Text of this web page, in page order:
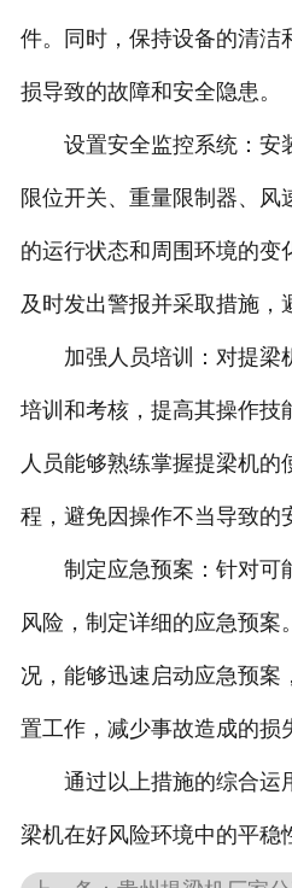
件。同时，保持设备的清洁
损导致的故障和安全隐患。
设置安全监控系统：安
限位开关、重量限制器、
的运行状态和周围环境的变
及时发出警报并采取措施，
加强人员培训：对提梁
培训和考核，提高其操作技
人员能够熟练掌握提梁机的
程，避免因操作不当导致的
制定应急预案：针对可
风险，制定详细的应急预案
况，能够迅速启动应急预案
置工作，减少事故造成的损
通过以上措施的综合运
梁机在好风险环境中的平稳